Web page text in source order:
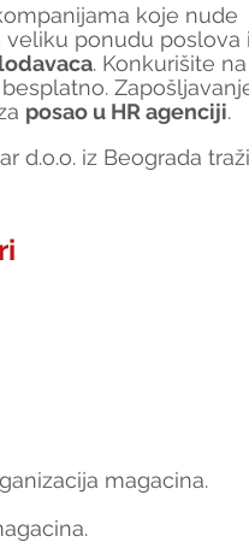
koje nude
veliku ponudu poslova i
. Konkurišite na
posao u HR agenciji.
d.o.o. iz Beograda traži
magacina.